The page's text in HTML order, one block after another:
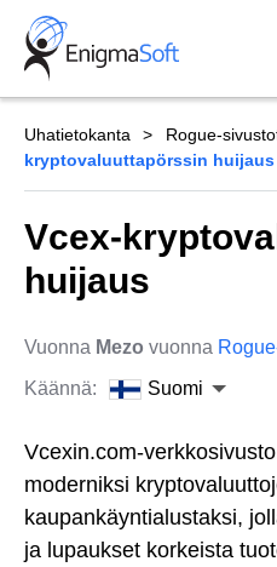
Skip
content
Uhatietokanta Rogue-
kryptovaluuttapörssin huijaus
Vcex-
huijaus
Vuonna Mezo vuonna
Käännä:
Suomi
Vcexin.com-
moderniksi
kaupankäyntialustaksi,
ja lupaukset korkeista